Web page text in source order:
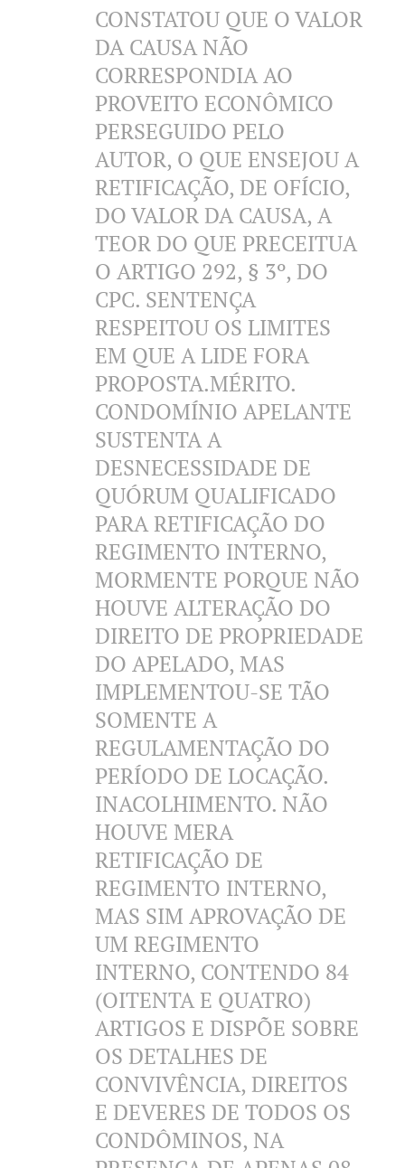
CONSTATOU QUE O VALOR
DA CAUSA NÃO
CORRESPONDIA AO
PROVEITO ECONÔMICO
PERSEGUIDO PELO
AUTOR, O QUE ENSEJOU A
RETIFICAÇÃO, DE OFÍCIO,
DO VALOR DA CAUSA, A
TEOR DO QUE PRECEITUA
O ARTIGO 292, § 3º, DO
CPC. SENTENÇA
RESPEITOU OS LIMITES
EM QUE A LIDE FORA
PROPOSTA.MÉRITO.
CONDOMÍNIO APELANTE
SUSTENTA A
DESNECESSIDADE DE
QUÓRUM QUALIFICADO
PARA RETIFICAÇÃO DO
REGIMENTO INTERNO,
MORMENTE PORQUE NÃO
HOUVE ALTERAÇÃO DO
DIREITO DE PROPRIEDADE
DO APELADO, MAS
IMPLEMENTOU-SE TÃO
SOMENTE A
REGULAMENTAÇÃO DO
PERÍODO DE LOCAÇÃO.
INACOLHIMENTO. NÃO
HOUVE MERA
RETIFICAÇÃO DE
REGIMENTO INTERNO,
MAS SIM APROVAÇÃO DE
UM REGIMENTO
INTERNO, CONTENDO 84
(OITENTA E QUATRO)
ARTIGOS E DISPÕE SOBRE
OS DETALHES DE
CONVIVÊNCIA, DIREITOS
E DEVERES DE TODOS OS
CONDÔMINOS, NA